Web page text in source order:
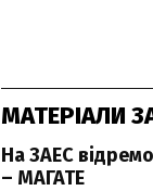
МАТЕРІАЛИ
На ЗАЕС
– МАГАТЕ